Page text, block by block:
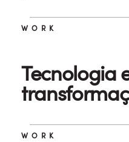
WORK
Tecnologia
WORK